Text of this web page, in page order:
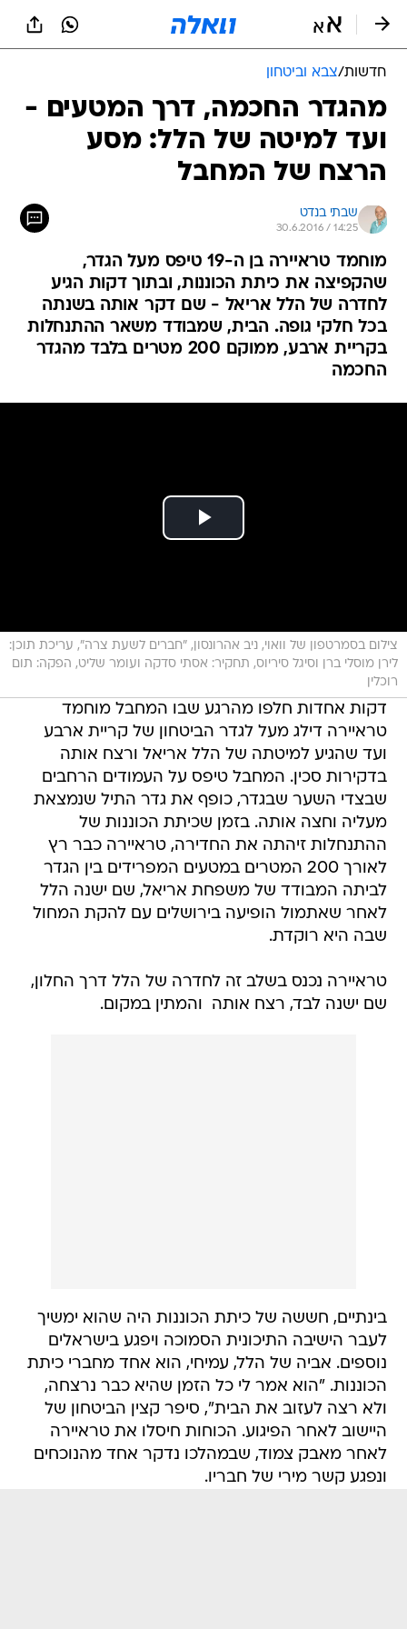
חדשות/צבא וביטחון
מהגדר החכמה, דרך המטעים -
ועד למיטה של הלל: מסע
הרצח של המחבל
שבתי בנדט
30.6.2016 / 14:25
מוחמד טראיירה בן ה-19 טיפס מעל הגדר,
שהקפיצה את כיתת הכוננות, ובתוך דקות הגיע
לחדרה של הלל אריאל - שם דקר אותה בשנתה
בכל חלקי גופה. הבית, שמבודד משאר ההתנחלות
בקריית ארבע, ממוקם 200 מטרים בלבד מהגדר
החכמה
צילום בסמרטפון של וואוי, ניב אהרונסון, "חברים לשעת צרה", עריכת תוכן:
לירן מוסלי ברן וסיגל סיריוס, תחקיר: אסתי סדקה ועומר שליט, הפקה: תום
רוכלין
דקות אחדות חלפו מהרגע שבו המחבל מוחמד
טראיירה דילג מעל לגדר הביטחון של קריית ארבע 
ועד שהגיע למיטתה של הלל אריאל ורצח אותה
בדקירות סכין. המחבל טיפס על העמודים הרחבים
שבצדי השער שבגדר, כופף את גדר התיל שנמצאת
מעליה וחצה אותה. בזמן שכיתת הכוננות של
ההתנחלות זיהתה את החדירה, טראיירה כבר רץ
לאורך 200 המטרים במטעים המפרידים בין הגדר
לביתה המבודד של משפחת אריאל, שם ישנה הלל
לאחר שאתמול הופיעה בירושלים עם להקת המחול
שבה היא רוקדת.
טראיירה נכנס בשלב זה לחדרה של הלל דרך החלון,
שם ישנה לבד, רצח אותה  והמתין במקום.
בינתיים, חששה של כיתת הכוננות היה שהוא ימשיך
לעבר הישיבה התיכונית הסמוכה ויפגע בישראלים
נוספים. אביה של הלל, עמיחי, הוא אחד מחברי כיתת
הכוננות. "הוא אמר לי כל הזמן שהיא כבר נרצחה,
ולא רצה לעזוב את הבית", סיפר קצין הביטחון של
היישוב לאחר הפיגוע. הכוחות חיסלו את טראיירה
לאחר מאבק צמוד, שבמהלכו נדקר אחד מהנוכחים
ונפגע קשר מירי של חבריו.